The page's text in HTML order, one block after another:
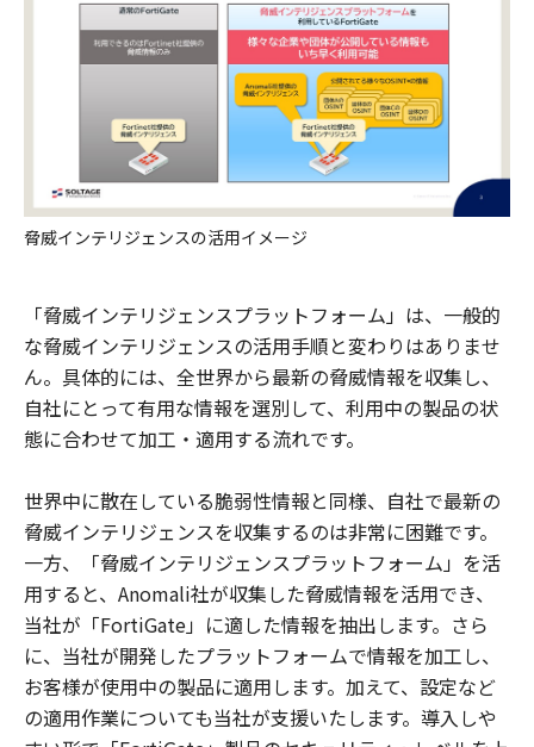
脅威インテリジェンスの活用イメージ
「脅威インテリジェンスプラットフォーム」は、一般的
な脅威インテリジェンスの活用手順と変わりはありませ
ん。具体的には、全世界から最新の脅威情報を収集し、
自社にとって有用な情報を選別して、利用中の製品の状
態に合わせて加工・適用する流れです。
世界中に散在している脆弱性情報と同様、自社で最新の
脅威インテリジェンスを収集するのは非常に困難です。
一方、「脅威インテリジェンスプラットフォーム」を活
用すると、Anomali社が収集した脅威情報を活用でき、
当社が「FortiGate」に適した情報を抽出します。さら
に、当社が開発したプラットフォームで情報を加工し、
お客様が使用中の製品に適用します。加えて、設定など
の適用作業についても当社が支援いたします。導入しや